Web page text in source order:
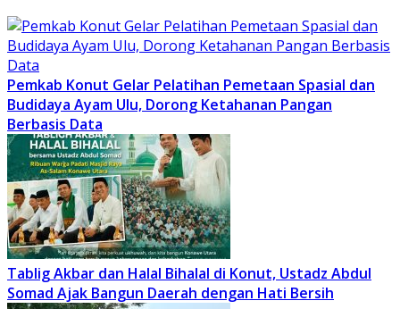
Pemkab Konut Gelar Pelatihan Pemetaan Spasial dan
Budidaya Ayam Ulu, Dorong Ketahanan Pangan
Berbasis Data
Tablig Akbar dan Halal Bihalal di Konut, Ustadz Abdul
Somad Ajak Bangun Daerah dengan Hati Bersih